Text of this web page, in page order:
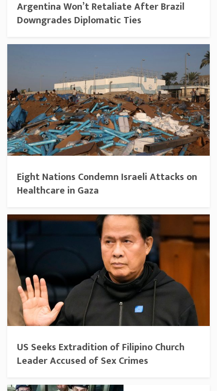
Argentina Won’t Retaliate After Brazil
Downgrades Diplomatic Ties
Eight Nations Condemn Israeli Attacks on
Healthcare in Gaza
US Seeks Extradition of Filipino Church
Leader Accused of Sex Crimes